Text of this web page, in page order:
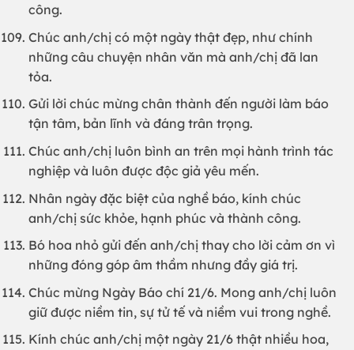
công.
Chúc anh/chị có một ngày thật đẹp, như chính
những câu chuyện nhân văn mà anh/chị đã lan
tỏa.
Gửi lời chúc mừng chân thành đến người làm báo
tận tâm, bản lĩnh và đáng trân trọng.
Chúc anh/chị luôn bình an trên mọi hành trình tác
nghiệp và luôn được độc giả yêu mến.
Nhân ngày đặc biệt của nghề báo, kính chúc
anh/chị sức khỏe, hạnh phúc và thành công.
Bó hoa nhỏ gửi đến anh/chị thay cho lời cảm ơn vì
những đóng góp âm thầm nhưng đầy giá trị.
Chúc mừng Ngày Báo chí 21/6. Mong anh/chị luôn
giữ được niềm tin, sự tử tế và niềm vui trong nghề.
Kính chúc anh/chị một ngày 21/6 thật nhiều hoa,